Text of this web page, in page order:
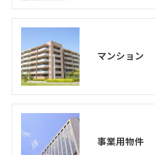
マンション
事業用物件